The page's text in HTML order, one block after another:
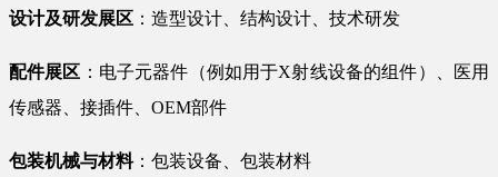
设计及研发展区 ：造型设计、结构设计、技术研发
配件展区 ：电子元器件（例如用于X射线设备的组件）、医用
传感器、接插件、OEM部件
包装机械与材料：包装设备、包装材料